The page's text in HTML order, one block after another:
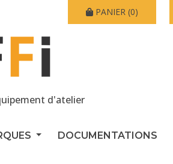
PANIER (0)
d'atelier
DOCUMENTATIONS